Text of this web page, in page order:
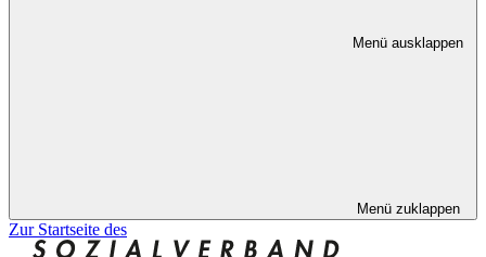
Menü ausklappen
Menü zuklappen
Zur Startseite des